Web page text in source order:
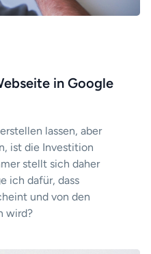
in Google
lassen, aber
ist die Investition
stellt sich daher
ich dafür, dass
und von den
wird?